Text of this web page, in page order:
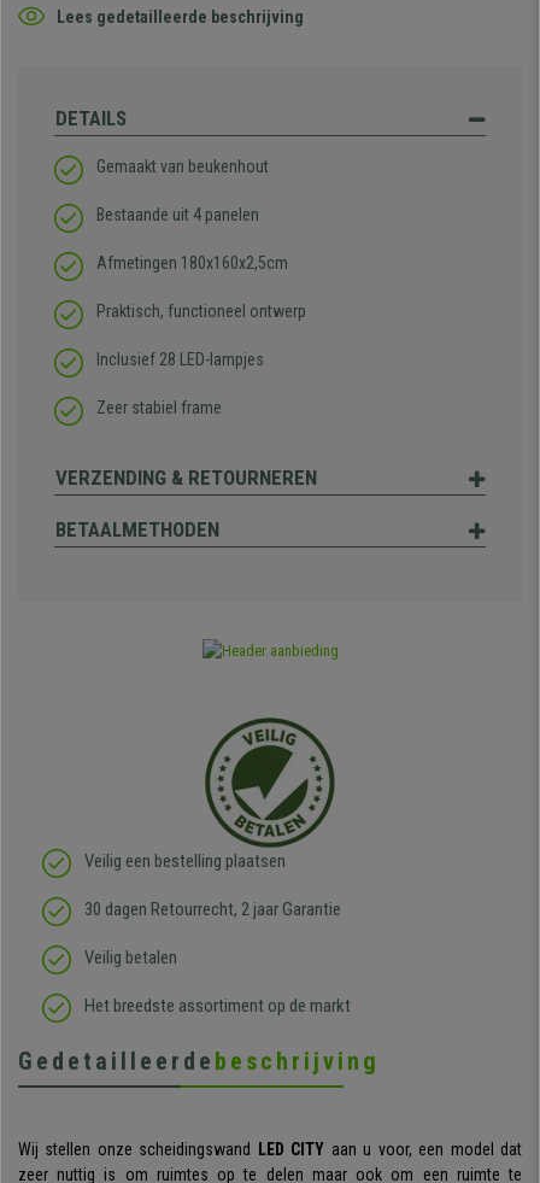
Lees gedetailleerde beschrijving
DETAILS
Gemaakt van beukenhout
Bestaande uit 4 panelen
Afmetingen 180x160x2,5cm
Praktisch, functioneel ontwerp
Inclusief 28 LED-lampjes
Zeer stabiel frame
VERZENDING & RETOURNEREN
BETAALMETHODEN
Veilig een bestelling plaatsen
30 dagen Retourrecht, 2 jaar Garantie
Veilig betalen
Het breedste assortiment op de markt
Gedetailleerde beschrijving
Wij stellen onze scheidingswand LED CITY aan u voor, een model dat
zeer nuttig is om ruimtes op te delen maar ook om een ruimte te